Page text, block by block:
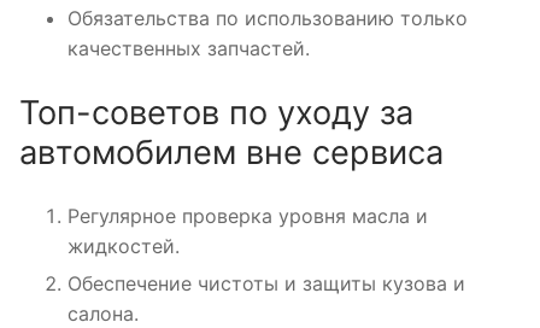
Обязательства по использованию только
качественных запчастей.
Топ-советов по уходу за
автомобилем вне сервиса
Регулярное проверка уровня масла и
жидкостей.
Обеспечение чистоты и защиты кузова и
салона.